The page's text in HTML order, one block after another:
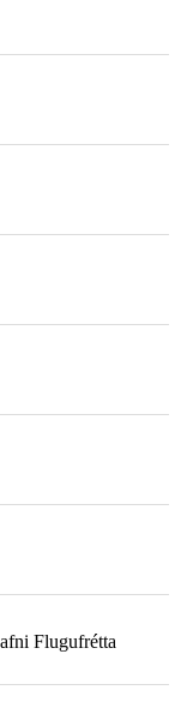
Flugufrétta